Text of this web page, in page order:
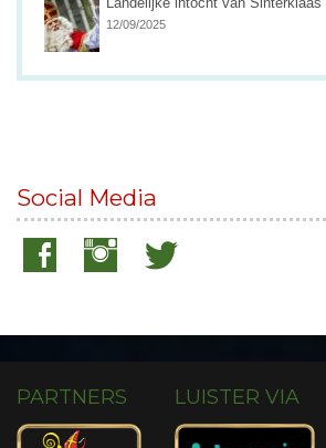
12/09/2025
Social Media
PARTNERS LUISTER VIA